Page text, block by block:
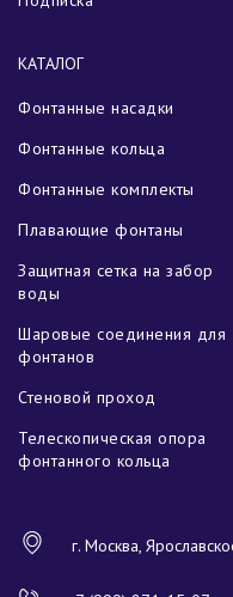
КАТАЛОГ
Фонтанные насадки
Фонтанные кольца
Фонтанные комплекты
Плавающие фонтаны
Защитная сетка на забор
воды
Шаровые соединения для
фонтанов
Стеновой проход
Телескопическая опора
фонтанного кольца
г. Москва,